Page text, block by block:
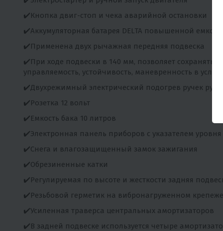
✔️Кнопка двиг-стоп и чека аварийной остановки
✔️Аккумуляторная батарея DELTA повышенной емкости
✔️Применена двух рычажная передняя подвеска
✔️При ходе подвески в 140 мм, позволяет сохранять
управляемость, устойчивость, маневренность в
✔️Двухрежимный электрический подогрев ручек руля
✔️Розетка 12 вольт
✔️Емкость бака 10 литров
✔️Электронная панель приборов с указателем
✔️Снега и влагозащищенный замок зажигания
✔️Обрезиненные катки
✔️Регулируемая по высоте и жесткости задняя
✔️Резьбовой герметик на вибронагруженном крепеже
✔️Усиленная траверса центральных амортизаторов
✔️В задней подвеске используется четыре